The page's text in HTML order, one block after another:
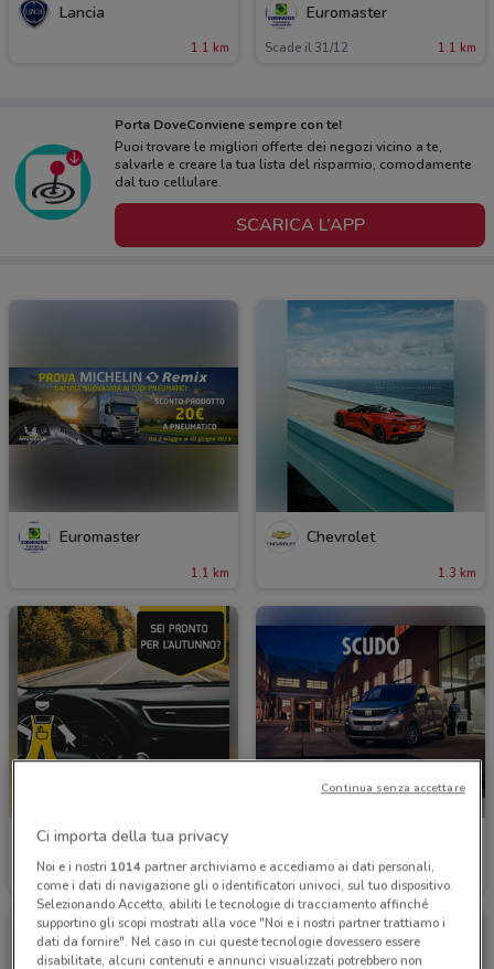
Lancia
1.1 km
Euromaster
Scade il 31/12 1.1 km
Porta DoveConviene sempre con te!
Puoi trovare le migliori offerte dei negozi vicino a te,
salvarle e creare la tua lista del risparmio, comodamente
dal tuo cellulare.
SCARICA L’APP
Euromaster
1.1 km
Chevrolet
1.3 km
'A posto' Officine e Carrozzerie
1.4 km
Ci importa della tua privacy
Noi e i nostri 1014partner archiviamo e accediamo ai dati personali,
come i dati di navigazione gli o identificatori univoci, sul tuo dispositivo.
Selezionando Accetto, abiliti le tecnologie di tracciamento affinché
supportino gli scopi mostrati alla voce "Noi e i nostri partner trattiamo i
dati da fornire". Nel caso in cui queste tecnologie dovessero essere
disabilitate, alcuni contenuti e annunci visualizzati potrebbero non
Continua senza accettare